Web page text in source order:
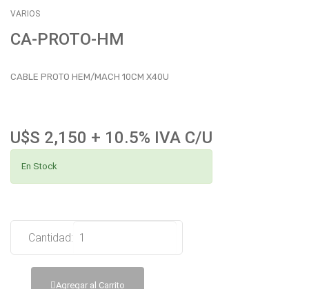
VARIOS
CA-PROTO-HM
CABLE PROTO HEM/MACH 10CM X40U
U$S 2,150 + 10.5% IVA C/U
En Stock
Cantidad:
Agregar al Carrito